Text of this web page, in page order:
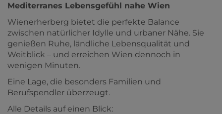
Mediterranes Lebensgefühl nahe Wien
Wienerherberg bietet die perfekte Balance
zwischen natürlicher Idylle und urbaner Nähe. Sie
genießen Ruhe, ländliche Lebensqualität und
Weitblick – und erreichen Wien dennoch in
wenigen Minuten.
Eine Lage, die besonders Familien und
Berufspendler überzeugt.
Alle Details auf einen Blick: